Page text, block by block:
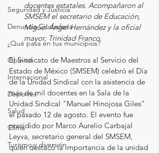
Seguridad y Justicia
Denuncia Ciudadana
¿Qué pasa en tus municipios?
Opinión
Internacional
Deportes
Salud
Clima
Turismo y diversión
docentes estatales. Acompañaron al
SMSEM el secretario de Educación,
Miguel Ángel Hernández y la oficial
mayor, Trinidad Franco.
El Sindicato de Maestros al Servicio del
Estado de México (SMSEM) celebró el Día
de la Unidad Sindical con la asistencia de
más de mil docentes en la Sala de la
Unidad Sindical "Manuel Hinojosa Giles"
el pasado 12 de agosto. El evento fue
presidido por Marco Aurelio Carbajal
Leyva, secretario general del SMSEM,
quien destacó la importancia de la unidad